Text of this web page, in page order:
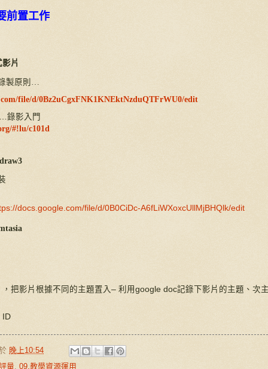
前置工作
片
製原則
file/d/0Bz2uCgxFNK1KNEktNzduQTFrWU0/edit
錄影入門
#!lu/c101d
docs.google.com/file/d/0B0CiDc-A6fLiWXoxcUllMjBHQlk/edit
把影片根據不同的主題置入– 利用 google doc記錄下影片的主題、次
ID
晚上10:54
量 09.教學資源運用